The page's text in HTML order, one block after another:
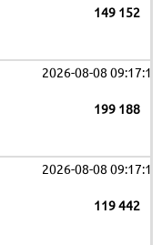
149 152
2026-08-08 09:17:19
199 188
2026-08-08 09:17:19
119 442